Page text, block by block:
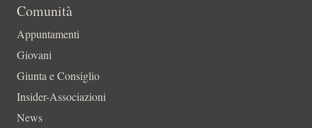
Comunità
Appuntamenti
Giovani
Giunta e Consiglio
Insider-Associazioni
News